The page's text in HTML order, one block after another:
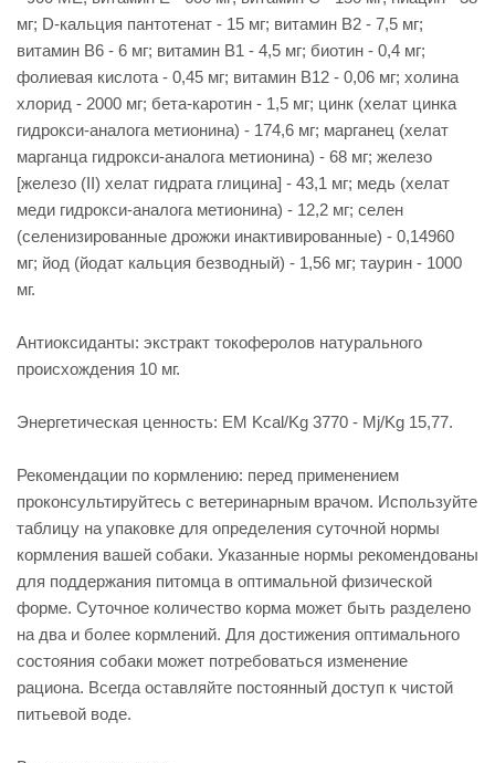
мг; D-кальция пантотенат - 15 мг; витамин В2 - 7,5 мг;
витамин В6 - 6 мг; витамин В1 - 4,5 мг; биотин - 0,4 мг;
фолиевая кислота - 0,45 мг; витамин В12 - 0,06 мг; холина
хлорид - 2000 мг; бета-каротин - 1,5 мг; цинк (хелат цинка
гидрокси-аналога метионина) - 174,6 мг; марганец (хелат
марганца гидрокси-аналога метионина) - 68 мг; железо
[железо (II) хелат гидрата глицина] - 43,1 мг; медь (хелат
меди гидрокси-аналога метионина) - 12,2 мг; селен
(селенизированные дрожжи инактивированные) - 0,14960
мг; йод (йодат кальция безводный) - 1,56 мг; таурин - 1000
мг.
Антиоксиданты: экстракт токоферолов натурального
происхождения 10 мг.
Энергетическая ценность: EM Kcal/Kg 3770 - Mj/Kg 15,77.
Рекомендации по кормлению: перед применением
проконсультируйтесь с ветеринарным врачом. Используйте
таблицу на упаковке для определения суточной нормы
кормления вашей собаки. Указанные нормы рекомендованы
для поддержания питомца в оптимальной физической
форме. Суточное количество корма может быть разделено
на два и более кормлений. Для достижения оптимального
состояния собаки может потребоваться изменение
рациона. Всегда оставляйте постоянный доступ к чистой
питьевой воде.